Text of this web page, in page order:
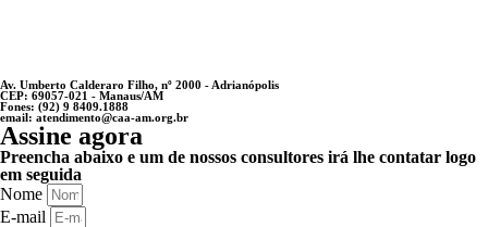
Av. Umberto Calderaro Filho, nº 2000 - Adrianópolis
CEP: 69057-021 - Manaus/AM
Fones: (92) 9 8409.1888
email: atendimento@caa-am.org.br
Assine agora
Preencha abaixo e um de nossos consultores irá lhe contatar logo
em seguida
Nome
E-mail